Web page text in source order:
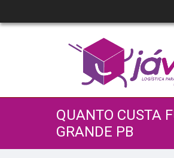
QUANTO CUSTA
GRANDE PB